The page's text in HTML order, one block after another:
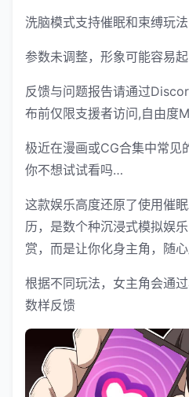
洗脑模式支持催眠和束缚玩法
参数未调整，形象可能容易
反馈与问题报告请通过
布前仅限支援者访问,自由度
极近在漫画或CG合集中常见
你不想试试看吗…
这款娱乐高度还原了使用催
历，是数个种沉浸式模拟娱
赏，而是让你化身主角，随心
根据不同玩法，女主角会通
数样反馈